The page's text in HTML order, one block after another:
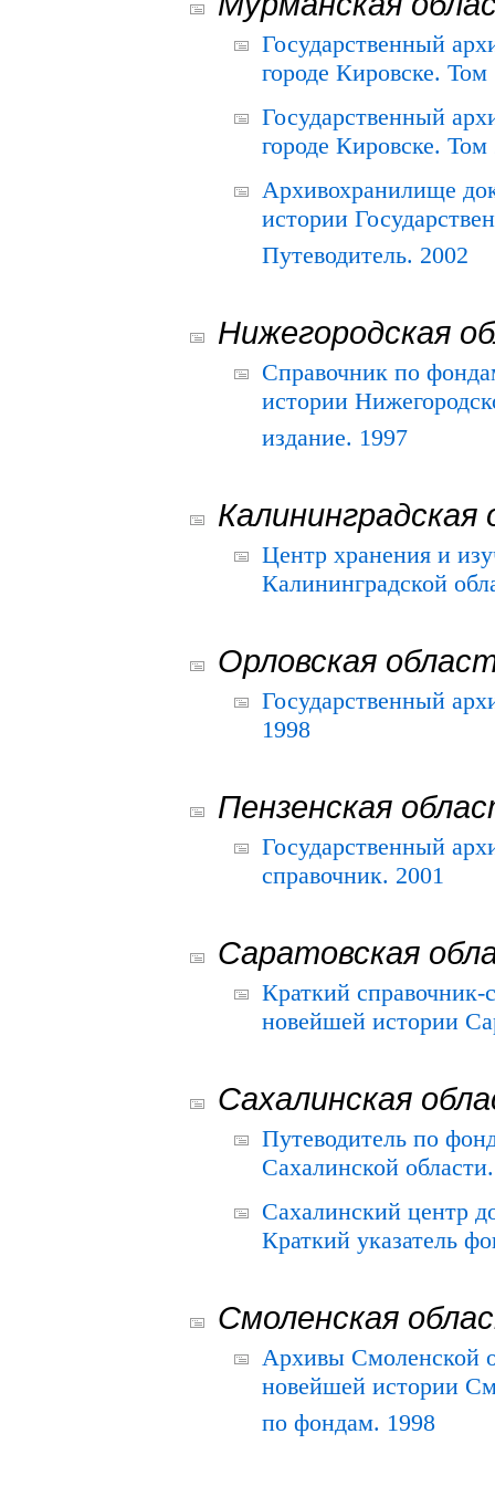
Государственный
городе Кировске.
Государственный
городе Кировске.
Архивохранилище
истории
Путеводитель. 2002
Нижегородская
Справочник по
истории
издание. 1997
Калининградская
Центр хранения и
Калининградской
Орловская
Государственный
1998
Пензенская
Государственный
справочник. 2001
Саратовская
Краткий
новейшей истории
Сахалинская
Путеводитель по
Сахалинской
Сахалинский центр
Краткий указатель
Смоленская
Архивы Смоленской
новейшей истории
по фондам. 1998